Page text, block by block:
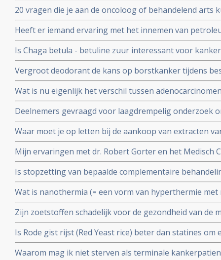
20 vragen die je aan de oncoloog of behandelend arts
een recidief van kanker. Samengesteld door Kees
Heeft er iemand ervaring met het innemen van
Is Chaga betula - betuline zuur interessant voor
Vergroot deodorant de kans op borstkanker tijdens
studies bewijzen van niet. Deodorant is veilig te
Valstar.
Wat is nu eigenlijk het verschil tussen
basaalcelcarcinomen, sarcomen en blastomen?
Deelnemers gevraagd voor laagdrempelig onderzoek
door KEFIR plus BIEST (Bovine - Colostrum) te maken
Waar moet je op letten bij de aankoop van extracten
Hier wat richtlijnen
Mijn ervaringen met dr. Robert Gorter en het Medisch
waarschuwing
Is stopzetting van bepaalde complementaire
ziektekostenverzekeraars terecht of een
koste van patienten?
Wat is nanothermia (= een vorm van hyperthermie
mensen die hier ervaring mee hebben?
Zijn zoetstoffen schadelijk voor de gezondheid van de
aantasting van darmflora door bepaalde zoetstoffen.
Is Rode gist rijst (Red Yeast rice) beter dan statines
Arts-bioloog Engelbert Valstar analyseert aan de hand
Yeast Rice aanbevelen
Waarom mag ik niet sterven als terminale